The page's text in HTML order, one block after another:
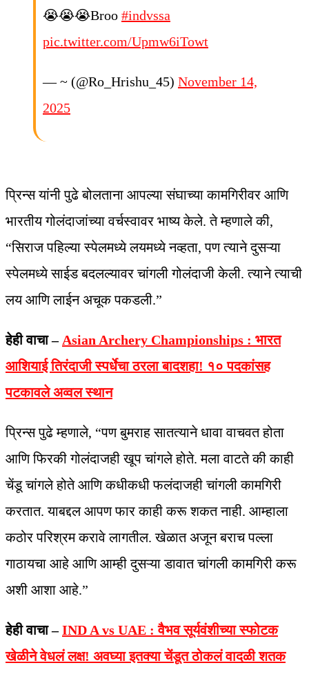
😭😭😭Broo #indvssa
pic.twitter.com/Upmw6iTowt
— ~ (@Ro_Hrishu_45) November 14,
2025
प्रिन्स यांनी पुढे बोलताना आपल्या संघाच्या कामगिरीवर आणि
भारतीय गोलंदाजांच्या वर्चस्वावर भाष्य केले. ते म्हणाले की,
“सिराज पहिल्या स्पेलमध्ये लयमध्ये नव्हता, पण त्याने दुसऱ्या
स्पेलमध्ये साईड बदलल्यावर चांगली गोलंदाजी केली. त्याने त्याची
लय आणि लाईन अचूक पकडली.”
हेही वाचा – Asian Archery Championships : भारत
आशियाई तिरंदाजी स्पर्धेचा ठरला बादशहा! १० पदकांसह
पटकावले अव्वल स्थान
प्रिन्स पुढे म्हणाले, “पण बुमराह सातत्याने धावा वाचवत होता
आणि फिरकी गोलंदाजही खूप चांगले होते. मला वाटते की काही
चेंडू चांगले होते आणि कधीकधी फलंदाजही चांगली कामगिरी
करतात. याबद्दल आपण फार काही करू शकत नाही. आम्हाला
कठोर परिश्रम करावे लागतील. खेळात अजून बराच पल्ला
गाठायचा आहे आणि आम्ही दुसऱ्या डावात चांगली कामगिरी करू
अशी आशा आहे.”
हेही वाचा –IND A vs UAE : वैभव सूर्यवंशीच्या स्फोटक
खेळीने वेधलं लक्ष! अवघ्या इतक्या चेंडूत ठोकलं वादळी शतक